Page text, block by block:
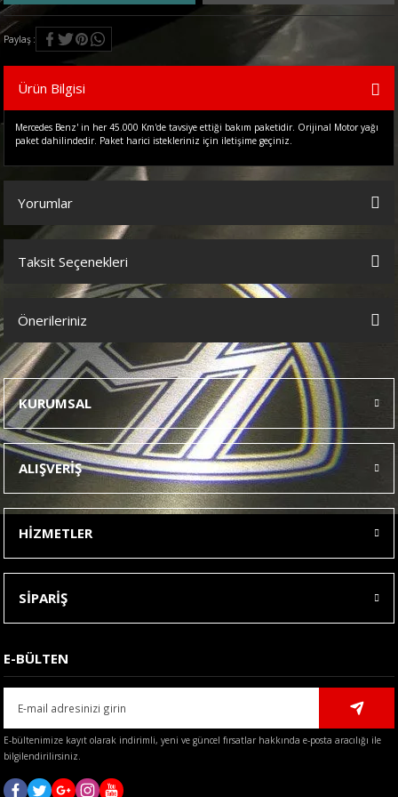
Paylaş
Ürün Bilgisi
Mercedes Benz' in her 45.000 Km'de tavsiye ettiği bakım paketidir. Orijinal Motor yağı
paket dahilindedir. Paket harici istekleriniz için iletişime geçiniz.
Yorumlar
Bu ürüne ilk yorumu siz yapın!
Taksit Seçenekleri
Önerileriniz
Bu ürünün fiyat bilgisi, resim, ürün açıklamalarında ve diğer
konularda yetersiz gördüğünüz noktaları öneri formunu kullanarak
tarafımıza iletebilirsiniz.
Görüş ve önerileriniz için teşekkür ederiz.
Ürün resmi kalitesiz, bozuk veya görüntülenemiyor.
Ürün açıklamasında eksik bilgiler bulunuyor.
Ürün bilgilerinde hatalar bulunuyor.
Ürün fiyatı diğer sitelerden daha pahalı.
Bu ürüne benzer farklı alternatifler olmalı.
Gönder
KURUMSAL
ALIŞVERİŞ
HİZMETLER
SİPARİŞ
E-BÜLTEN
E-bültenimize kayıt olarak indirimli, yeni ve güncel fırsatlar hakkında e-posta aracılığı ile
bilgilendirilirsiniz.